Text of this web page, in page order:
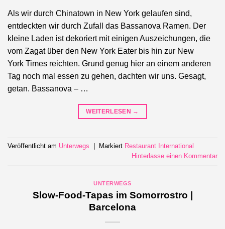
Als wir durch Chinatown in New York gelaufen sind,
entdeckten wir durch Zufall das Bassanova Ramen. Der
kleine Laden ist dekoriert mit einigen Auszeichungen, die
vom Zagat über den New York Eater bis hin zur New
York Times reichten. Grund genug hier an einem anderen
Tag noch mal essen zu gehen, dachten wir uns. Gesagt,
getan. Bassanova – …
WEITERLESEN →
Veröffentlicht am Unterwegs | Markiert Restaurant International
Hinterlasse einen Kommentar
UNTERWEGS
Slow-Food-Tapas im Somorrostro |
Barcelona